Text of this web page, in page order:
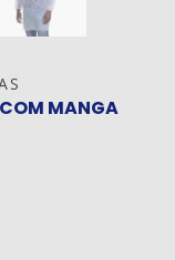
MANGA